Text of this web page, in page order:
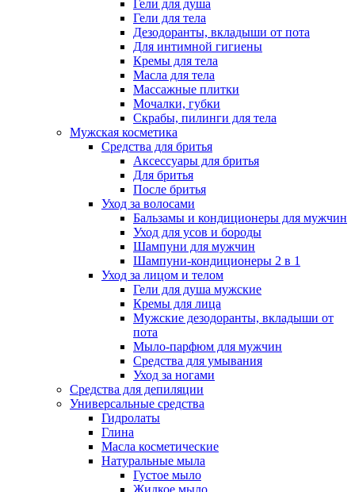
Гели для душа
Гели для тела
Дезодоранты, вкладыши от пота
Для интимной гигиены
Кремы для тела
Масла для тела
Массажные плитки
Мочалки, губки
Скрабы, пилинги для тела
Мужская косметика
Средства для бритья
Аксессуары для бритья
Для бритья
После бритья
Уход за волосами
Бальзамы и кондиционеры для мужчин
Уход для усов и бороды
Шампуни для мужчин
Шампуни-кондиционеры 2 в 1
Уход за лицом и телом
Гели для душа мужские
Кремы для лица
Мужские дезодоранты, вкладыши от
пота
Мыло-парфюм для мужчин
Средства для умывания
Уход за ногами
Средства для депиляции
Универсальные средства
Гидролаты
Глина
Масла косметические
Натуральные мыла
Густое мыло
Жидкое мыло